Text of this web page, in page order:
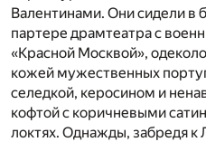
Валентинами. Они сидели в
партере драмтеатра с
«Красной Москвой»,
кожей мужественных
селедкой, керосином и
кофтой с коричневыми
локтях. Однажды, забредя к